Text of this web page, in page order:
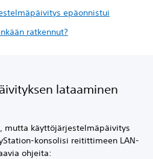
epäonnistui
ratkennut?
lataaminen
mutta käyttöjärjestelmäpäivitys
konsolisi reitittimeen LAN-
ohjeita: